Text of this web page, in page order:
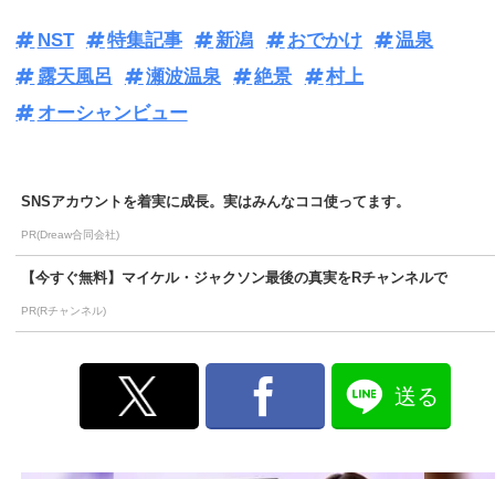
NST 特集記事 新潟 おでかけ
温泉
露天風呂
瀬波温泉 絶景
村上
オーシャンビュー
SNSアカウントを着実に成長。実はみんなココ使ってます。
PR(Dreaw合同会社)
【今すぐ無料】マイケル・ジャクソン最後の真実をRチャンネルで
PR(Rチャンネル)
送る